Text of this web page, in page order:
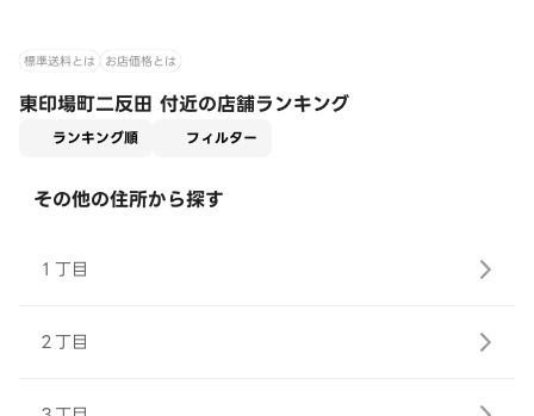
標準送料とは お店価格とは
東印場町二反田 付近の店舗ランキング
ランキング順 フィルター
その他の住所から探す
１丁目
２丁目